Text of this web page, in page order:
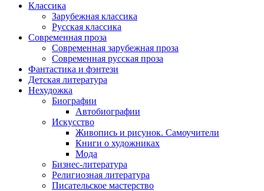
Классика
Зарубежная классика
Русская классика
Современная проза
Современная зарубежная проза
Современная русская проза
Фантастика и фэнтези
Детская литература
Нехудожка
Биографии
Автобиографии
Искусство
Живопись и рисунок. Самоучители
Книги о художниках
Мода
Бизнес-литература
Религиозная литература
Писательское мастерство